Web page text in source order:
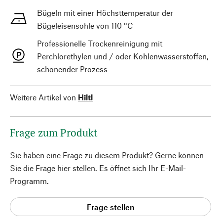
Bügeln mit einer Höchsttemperatur der
Bügeleisensohle von 110 °C
Professionelle Trockenreinigung mit
Perchlorethylen und / oder Kohlenwasserstoffen,
schonender Prozess
Weitere Artikel von Hiltl
Frage zum Produkt
Sie haben eine Frage zu diesem Produkt? Gerne können
Sie die Frage hier stellen. Es öffnet sich Ihr E-Mail-
Programm.
Frage stellen